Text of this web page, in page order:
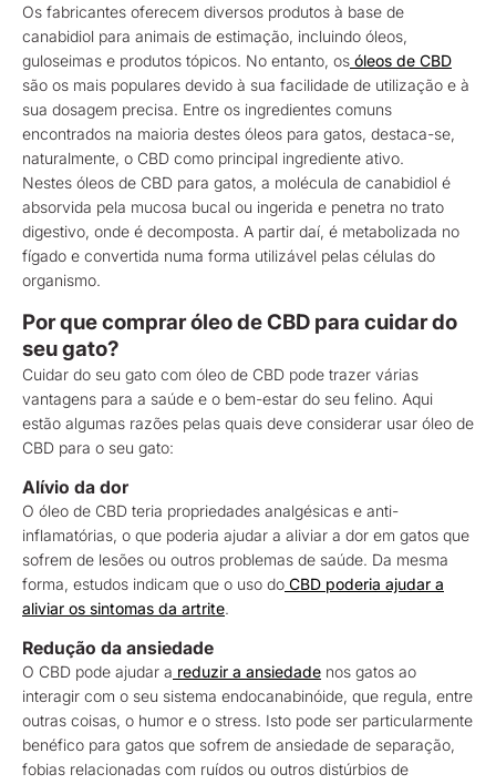
Os fabricantes oferecem diversos produtos à base de
canabidiol para animais de estimação, incluindo óleos,
guloseimas e produtos tópicos. No entanto, os óleos de CBD
são os mais populares devido à sua facilidade de utilização e à
sua dosagem precisa. Entre os ingredientes comuns
encontrados na maioria destes óleos para gatos, destaca-se,
naturalmente, o CBD como principal ingrediente ativo.
Nestes óleos de CBD para gatos, a molécula de canabidiol é
absorvida pela mucosa bucal ou ingerida e penetra no trato
digestivo, onde é decomposta. A partir daí, é metabolizada no
fígado e convertida numa forma utilizável pelas células do
organismo.
Por que comprar óleo de CBD para cuidar do
seu gato?
Cuidar do seu gato com óleo de CBD pode trazer várias
vantagens para a saúde e o bem-estar do seu felino. Aqui
estão algumas razões pelas quais deve considerar usar óleo de
CBD para o seu gato:
Alívio da dor
O óleo de CBD teria propriedades analgésicas e anti-
inflamatórias, o que poderia ajudar a aliviar a dor em gatos que
sofrem de lesões ou outros problemas de saúde. Da mesma
forma, estudos indicam que o uso do CBD poderia ajudar a
aliviar os sintomas da artrite.
Redução da ansiedade
O CBD pode ajudar a reduzir a ansiedade nos gatos ao
interagir com o seu sistema endocanabinóide, que regula, entre
outras coisas, o humor e o stress. Isto pode ser particularmente
benéfico para gatos que sofrem de ansiedade de separação,
fobias relacionadas com ruídos ou outros distúrbios de